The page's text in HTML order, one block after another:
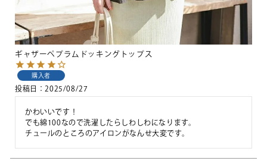
ギャザーペプラムドッキングトップス
購入者
投稿日 2025/08/27
かわいいです！
でも綿100なので洗濯したらしわしわになります。
チュールのところのアイロンがなんせ大変です。